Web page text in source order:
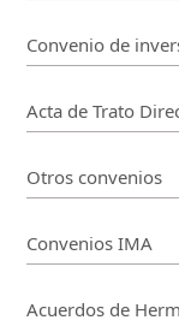
Convenio de
Acta de Trato
Otros convenios
Convenios IMA
Acuerdos de